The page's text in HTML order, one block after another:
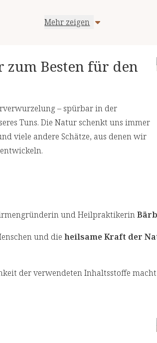
Mehr zeigen
zum Besten für den
– spürbar in der
Tuns. Die Natur schenkt uns immer
viele andere Schätze, aus denen wir
und Heilpraktikerin
und die heilsame Kraft der
der verwendeten Inhaltsstoffe